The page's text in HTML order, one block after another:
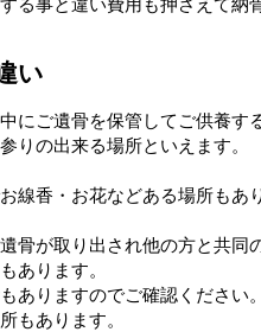
る事と違い費用も押さえて納
い
にご遺骨を保管してご供養す
りの出来る場所といえます。
線香・お花などある場所もあ
骨が取り出され他の方と共同
あります。
ありますのでご確認ください
もあります。